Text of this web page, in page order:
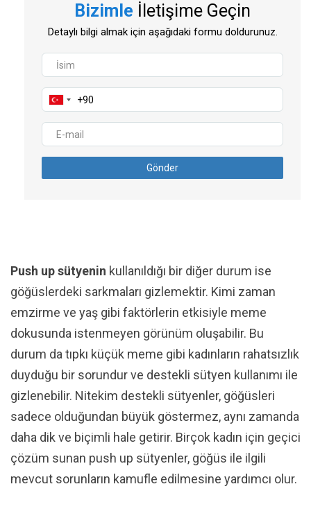
Bizimle İletişime Geçin
Detaylı bilgi almak için aşağıdaki formu doldurunuz.
Gönder
Push up sütyenin kullanıldığı bir diğer durum ise
göğüslerdeki sarkmaları gizlemektir. Kimi zaman
emzirme ve yaş gibi faktörlerin etkisiyle meme
dokusunda istenmeyen görünüm oluşabilir. Bu
durum da tıpkı küçük meme gibi kadınların rahatsızlık
duyduğu bir sorundur ve destekli sütyen kullanımı ile
gizlenebilir. Nitekim destekli sütyenler, göğüsleri
sadece olduğundan büyük göstermez, aynı zamanda
daha dik ve biçimli hale getirir. Birçok kadın için geçici
çözüm sunan push up sütyenler, göğüs ile ilgili
mevcut sorunların kamufle edilmesine yardımcı olur.